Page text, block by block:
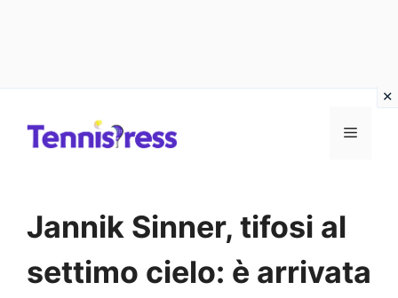
MENU
Jannik Sinner, tifosi al
settimo cielo: è arrivata